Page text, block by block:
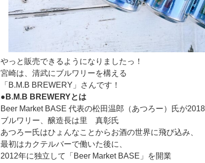
やっと販売できるようになりましたっ！
宮崎は、 清武にブルワリーを構える
「B.M.B BREWERY」さんです！
●B.M.B BREWERYとは
Beer Market BASE 代表の松田温郎（あつろー）氏が
ブルワリー、醸造長は里 真彰氏
あつろー氏はひょんなことからお酒の世界に飛び込み、
最初はカクテルバーで働いた後に、
2012年に独立して「Beer Market BASE」を開業